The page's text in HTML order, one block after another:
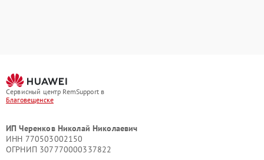
Сервисный центр RemSupport в
Благовещенске
ИП Черенков Николай Николаевич
ИНН 770503002150
ОГРНИП 307770000337822